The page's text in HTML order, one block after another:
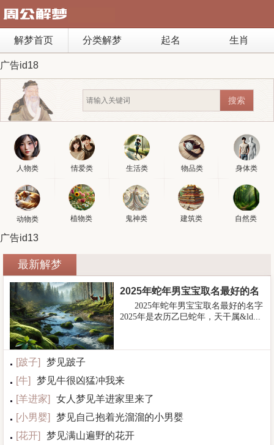
解梦首页 分类解梦 起名 生肖
广告id18
人物类 情爱类 生活类 物品类 身体类
动物类 植物类 鬼神类 建筑类 自然类
广告id13
最新解梦
2025年蛇年男宝宝取名最好的名
2025年蛇年男宝宝取名最好的名字
2025年是农历乙巳蛇年，天干属&ld...
[跛子]
梦见跛子
[牛]
梦见牛很凶猛冲我来
[羊进家]
女人梦见羊进家里来了
[小男婴]
梦见自己抱着光溜溜的小男婴
[花开] 梦见满山遍野的花开